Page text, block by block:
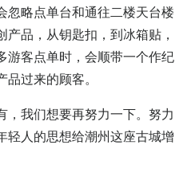
忽略点单台和通往二楼天台楼
品，从钥匙扣，到冰箱贴，
游客点单时，会顺带一个作纪
过来的顾客。
，我们想要再努力一下。努力
轻人的思想给潮州这座古城增